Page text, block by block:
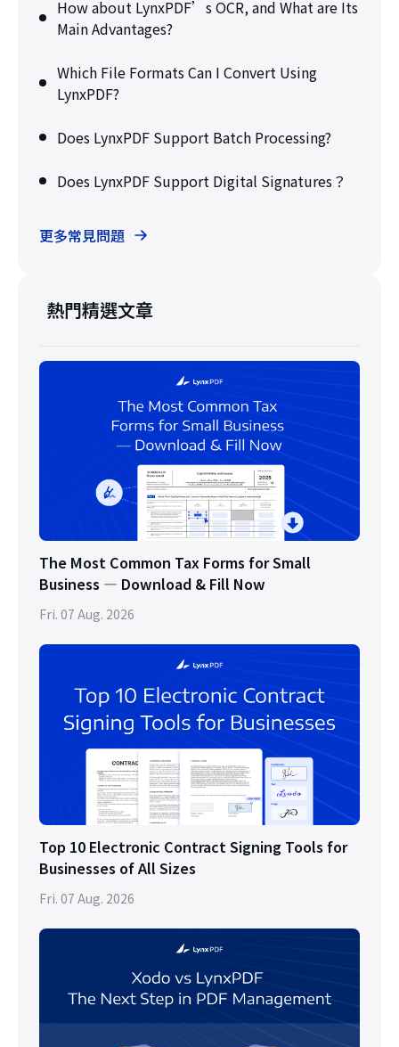
How about LynxPDF’s OCR, and What are Its
Main Advantages?
Which File Formats Can I Convert Using
LynxPDF?
Does LynxPDF Support Batch Processing?
Does LynxPDF Support Digital Signatures？
更多常見問題
熱門精選文章
The Most Common Tax Forms for Small
Business — Download & Fill Now
Fri. 07 Aug. 2026
Top 10 Electronic Contract Signing Tools for
Businesses of All Sizes
Fri. 07 Aug. 2026